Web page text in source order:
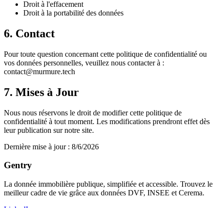
Droit à l'effacement
Droit à la portabilité des données
6. Contact
Pour toute question concernant cette politique de confidentialité ou
vos données personnelles, veuillez nous contacter à :
contact@murmure.tech
7. Mises à Jour
Nous nous réservons le droit de modifier cette politique de
confidentialité à tout moment. Les modifications prendront effet dès
leur publication sur notre site.
Dernière mise à jour : 8/6/2026
Gentry
La donnée immobilière publique, simplifiée et accessible. Trouvez le
meilleur cadre de vie grâce aux données DVF, INSEE et Cerema.